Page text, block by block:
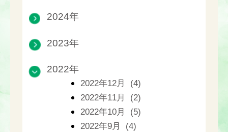
2024年
2023年
2022年
2022年12月 (4)
2022年11月 (2)
2022年10月 (5)
2022年9月 (4)